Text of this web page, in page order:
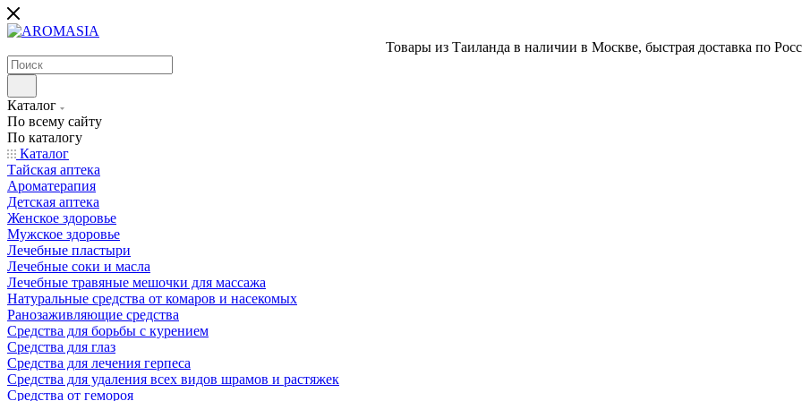
Товары из Таиланда в наличии в Москве, быстрая доставка по
Каталог
По всему сайту
По каталогу
Каталог
Тайская аптека
Ароматерапия
Детская аптека
Женское здоровье
Мужское здоровье
Лечебные пластыри
Лечебные соки и масла
Лечебные травяные мешочки для массажа
Натуральные средства от комаров и насекомых
Ранозаживляющие средства
Средства для борьбы с курением
Средства для глаз
Средства для лечения герпеса
Средства для удаления всех видов шрамов и растяжек
Средства от гемороя